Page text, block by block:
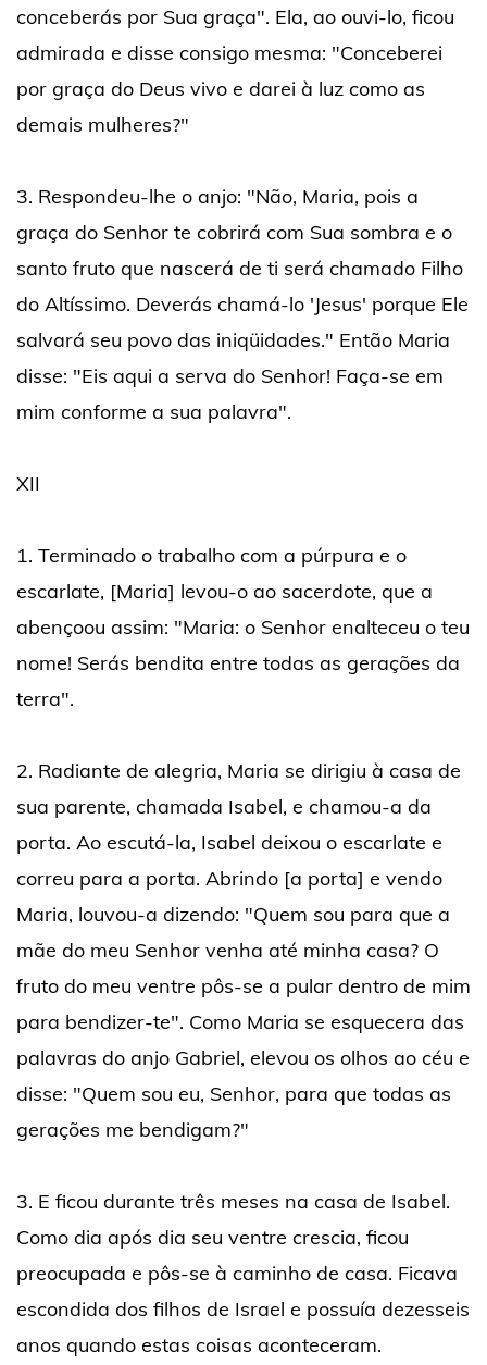
conceberás por Sua graça". Ela, ao ouvi-lo, ficou
admirada e disse consigo mesma: "Conceberei
por graça do Deus vivo e darei à luz como as
demais mulheres?"
3. Respondeu-lhe o anjo: "Não, Maria, pois a
graça do Senhor te cobrirá com Sua sombra e o
santo fruto que nascerá de ti será chamado Filho
do Altíssimo. Deverás chamá-lo 'Jesus' porque Ele
salvará seu povo das iniqüidades." Então Maria
disse: "Eis aqui a serva do Senhor! Faça-se em
mim conforme a sua palavra".
XII
1. Terminado o trabalho com a púrpura e o
escarlate, [Maria] levou-o ao sacerdote, que a
abençoou assim: "Maria: o Senhor enalteceu o teu
nome! Serás bendita entre todas as gerações da
terra".
2. Radiante de alegria, Maria se dirigiu à casa de
sua parente, chamada Isabel, e chamou-a da
porta. Ao escutá-la, Isabel deixou o escarlate e
correu para a porta. Abrindo [a porta] e vendo
Maria, louvou-a dizendo: "Quem sou para que a
mãe do meu Senhor venha até minha casa? O
fruto do meu ventre pôs-se a pular dentro de mim
para bendizer-te". Como Maria se esquecera das
palavras do anjo Gabriel, elevou os olhos ao céu e
disse: "Quem sou eu, Senhor, para que todas as
gerações me bendigam?"
3. E ficou durante três meses na casa de Isabel.
Como dia após dia seu ventre crescia, ficou
preocupada e pôs-se à caminho de casa. Ficava
escondida dos filhos de Israel e possuía dezesseis
anos quando estas coisas aconteceram.